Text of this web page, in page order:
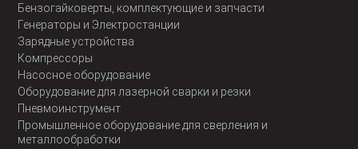
Бензогайковерты, комплектующие и запчасти
Генераторы и Электростанции
Зарядные устройства
Компрессоры
Насосное оборудование
Оборудование для лазерной сварки и резки
Пневмоинструмент
Промышленное оборудование для сверления и
металлообработки